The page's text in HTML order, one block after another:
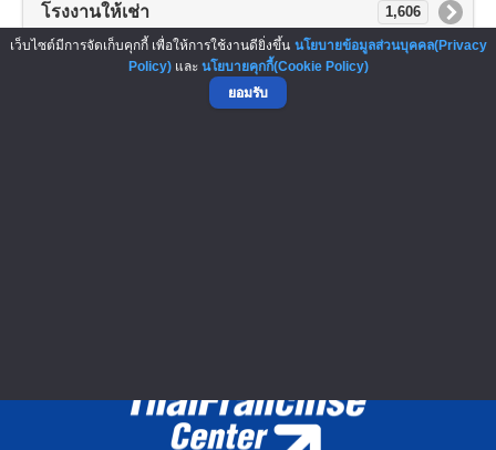
โรงงานให้เช่า 1,606
เว็บไซต์มีการจัดเก็บคุกกี้ เพื่อให้การใช้งานดียิ่งขึ้น นโยบายข้อมูลส่วนบุคคล(Privacy
Policy)และ นโยบายคุกกี้(Cookie Policy)
ยอมรับ